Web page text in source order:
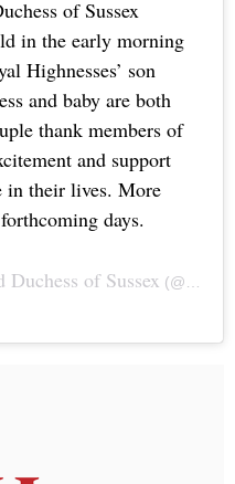
of Sussex
in the early morning
Highnesses’ son
and baby are both
thank members of
and support
in their lives. More
days.
Duchess of Sussex (@sussexroyal) on